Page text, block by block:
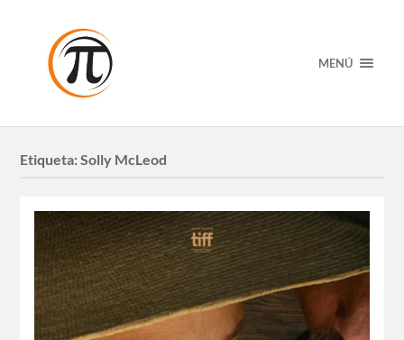
MENÚ
Etiqueta:Solly McLeod